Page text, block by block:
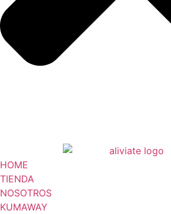
HOME
TIENDA
NOSOTROS
KUMAWAY